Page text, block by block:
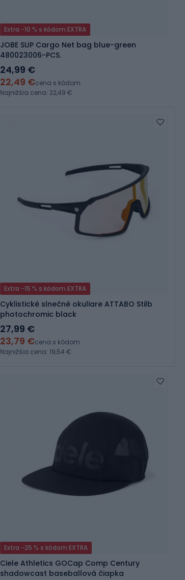
Extra -10 % s kódom EXTRA
JOBE SUP Cargo Net bag blue-green
480023006-PCS.
24,99 €
22,49 €cena s kódom
Najnižšia cena: 22,49 €
Extra -15 % s kódom EXTRA
Cyklistické slnečné okuliare ATTABO Stilb
photochromic black
27,99 €
23,79 €cena s kódom
Najnižšia cena: 19,54 €
Extra -25 % s kódom EXTRA
Ciele Athletics GOCap Comp Century
shadowcast baseballová čiapka